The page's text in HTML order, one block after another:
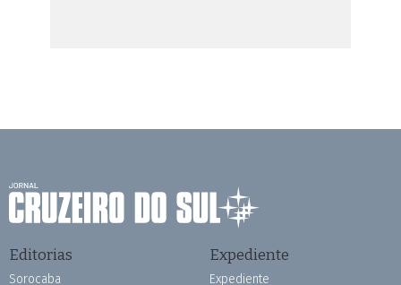
Editorias
Sorocaba
Expediente
Expediente